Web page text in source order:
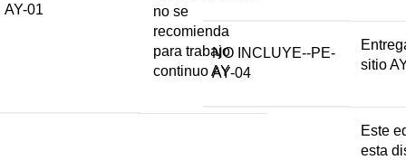
AY-01
no se
recomienda
para trabajo
continuo AY
NO INCLUYE--PE-
AY-04
sitio
Este
esta